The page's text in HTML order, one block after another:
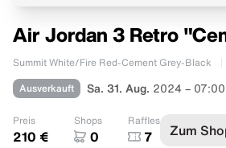
Air Jordan 3 Retro
Summit White/Fire Red-Cement Grey-Black
Ausverkauft Sa. 31. Aug. 2024 – 07:00
Preis
210 €
Shops
0
Raffles
7 Zum